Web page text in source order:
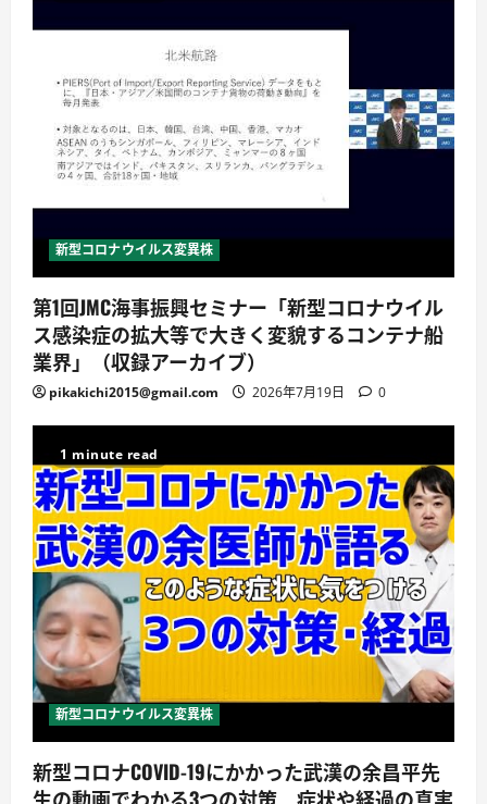
新型コロナウイルス変異株
第1回JMC海事振興セミナー「新型コロナウイル
ス感染症の拡大等で大きく変貌するコンテナ船
業界」（収録アーカイブ）
pikakichi2015@gmail.com 2026年7月19日 0
1 minute read
新型コロナウイルス変異株
新型コロナCOVID-19にかかった武漢の余昌平先
生の動画でわかる3つの対策 症状や経過の真実